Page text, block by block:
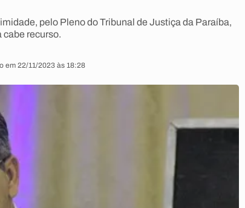
pelo Pleno do Tribunal de Justiça da Paraíba,
cabe recurso.
em 22/11/2023 às 18:28